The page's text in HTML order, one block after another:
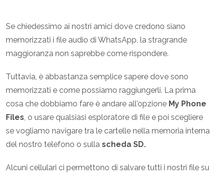
Se chiedessimo ai nostri amici dove credono siano
memorizzati i file audio di WhatsApp, la stragrande
maggioranza non saprebbe come rispondere.
Tuttavia, è abbastanza semplice sapere dove sono
memorizzati e come possiamo raggiungerli. La prima
cosa che dobbiamo fare è andare all'opzione My Phone
Files, o usare qualsiasi esploratore di file e poi scegliere
se vogliamo navigare tra le cartelle nella memoria interna
del nostro telefono o sulla scheda SD.
Alcuni cellulari ci permettono di salvare tutti i nostri file su